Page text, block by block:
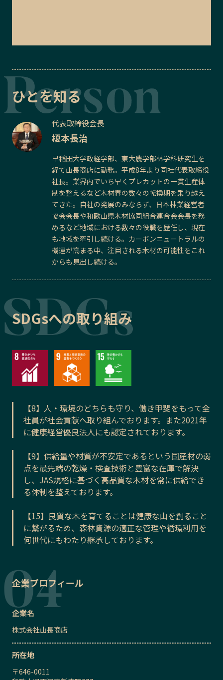
ひとを知る
代表取締役会長
榎本長治
早稲田大学政経学部、東大農学部林学科研究生を
経て山長商店に勤務。平成8年より同社代表取締役
社長。業界内でいち早くプレカットの一貫生産体
制を整えるなど木材界の数々の転換期を乗り越え
てきた。自社の発展のみならず、日本林業経営者
協会会長や和歌山県木材協同組合連合会会長を務
めるなど地域における数々の役職を歴任し、現在
も地域を牽引し続ける。カーボンニュートラルの
機運が高まる中、注目される木材の可能性をこれ
からも見出し続ける。
SDGsへの取り組み
【8】人・環境のどちらも守り、働き甲斐をもって全
社員が社会貢献へ取り組んでおります。また2021年
に健康経営優良法人にも認定されております。
【9】供給量や材質が不安定であるという国産材の弱
点を最先端の乾燥・検査技術と豊富な在庫で解決
し、JAS規格に基づく高品質な木材を常に供給でき
る体制を整えております。
【15】良質な木を育てることは健康な山を創ること
に繋がるため、森林資源の適正な管理や循環利用を
何世代にもわたり継承しております。
企業プロフィール
企業名
株式会社山長商店
所在地
〒646-0011